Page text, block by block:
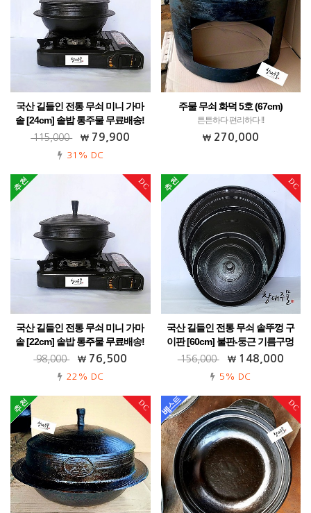
국산 길들인 전통 무쇠 미니 가마
솥 [24cm] 솥밥 통주물 무료배송!
가정용 업소용 캠핑용 식당용! 다양한 활
115,000 79,900
31% DC
주물 무쇠 화덕 5호 (67cm)
튼튼하다 편리하다 !!
270,000
DC
국산 길들인 전통 무쇠 미니 가마
솥 [22cm] 솥밥 통주물 무료배송!
가정용 업소용 캠핑용 식당용! 다양한 활
98,000 76,500
22% DC
DC
국산 길들인 전통 무쇠 솥뚜껑 구
이판 [60cm] 불판-둥근 기름구멍
전원주택 펜션용 영업용 추천!!
156,000 148,000
5% DC
DC DC